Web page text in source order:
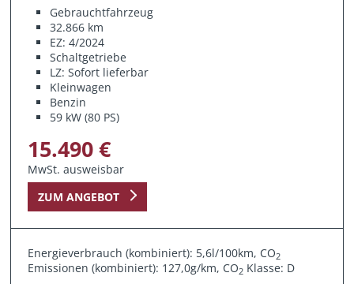
Gebrauchtfahrzeug
32.866 km
EZ: 4/2024
Schaltgetriebe
LZ: Sofort lieferbar
Kleinwagen
Benzin
59 kW (80 PS)
15.490 €
MwSt. ausweisbar
ZUM ANGEBOT
Energieverbrauch (kombiniert): 5,6l/100km, CO2
Emissionen (kombiniert): 127,0g/km, CO2 Klasse: D